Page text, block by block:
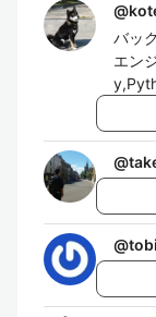
@
バッ
エン
@
@